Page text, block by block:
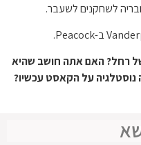
לשחקנים לשעבר.
רחל? האם אתה חושב שהיא
על הקאסט עכשיו?